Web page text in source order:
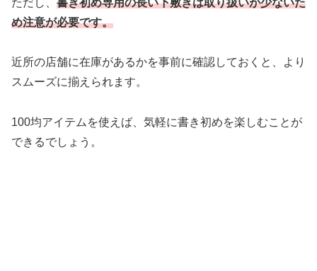
め注意が必要です。
近所の店舗に在庫があるかを事前に確認しておくと、より
スムーズに揃えられます。
100均アイテムを使えば、気軽に書き初めを楽しむことが
できるでしょう。